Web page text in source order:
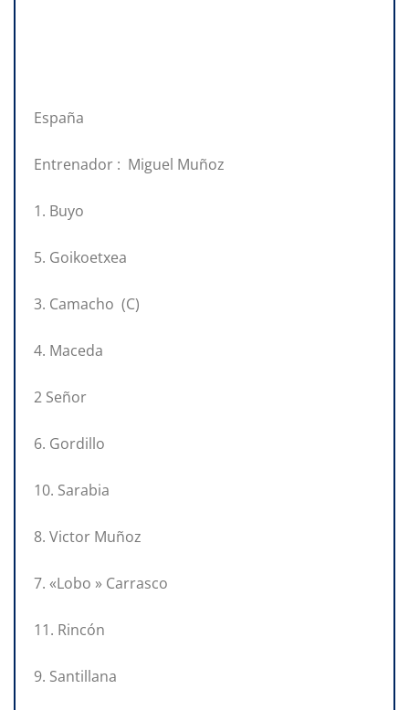
España
Entrenador : Miguel Muñoz
1. Buyo
5. Goikoetxea
3. Camacho (C)
4. Maceda
2 Señor
6. Gordillo
10. Sarabia
8. Victor Muñoz
7. «Lobo » Carrasco
11. Rincón
9. Santillana